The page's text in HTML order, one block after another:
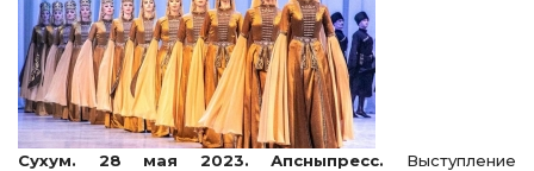
Сухум. 28 мая 2023. Апсныпресс. Выступление